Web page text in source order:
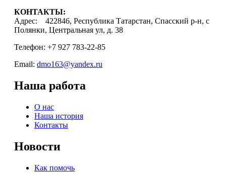
КОНТАКТЫ:
Адрес: 422846, Республика Татарстан, Спасский р-н, с
Полянки, Центральная ул, д. 38
Телефон: +7 927 783-22-85
Email: dmo163@yandex.ru
Наша работа
О нас
Наша история
Контакты
Новости
Как помочь